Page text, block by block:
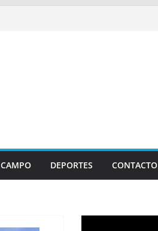
CAMPO DEPORTES CONTACTO